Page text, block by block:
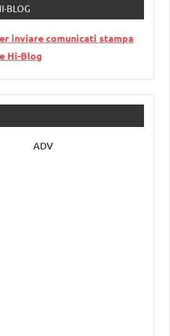
BLOG
inviare comunicati stampa
Hi-Blog
ADV